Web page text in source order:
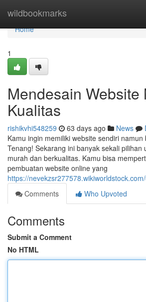
wildbookmarks
Home
Home
1
Mendesain Website
Kualitas
rishikvhi548259 63 days ago News
Kamu ingin memiliki website sendiri
Tenang! Sekarang ini banyak sekali pilihan
murah dan berkualitas. Kamu bisa
pembuatan website online yang
https://
Comments
Who Upvoted
Comments
Submit a Comment
No HTML